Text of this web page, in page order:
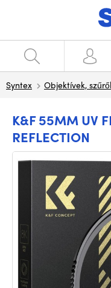
Syntex Objektívek,
K&F 55MM UV
REFLECTION